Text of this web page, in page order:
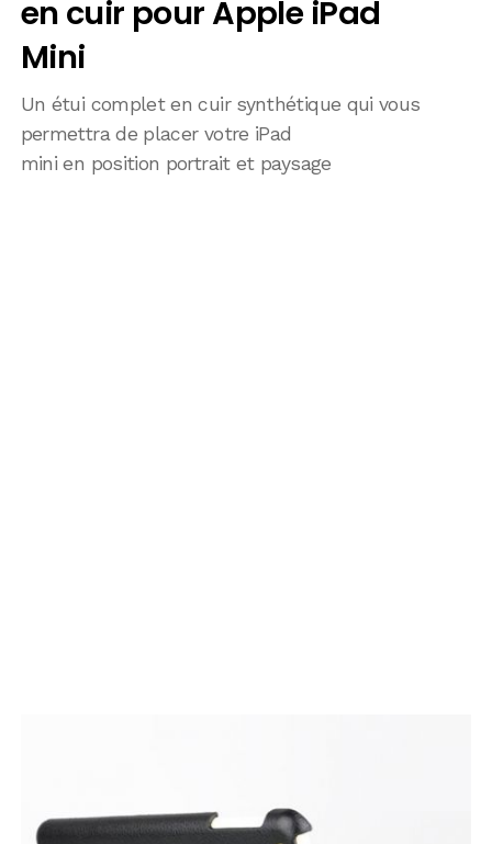
en cuir pour Apple iPad
Mini
Un étui complet en cuir synthétique qui vous
permettra de placer votre iPad
mini en position portrait et paysage